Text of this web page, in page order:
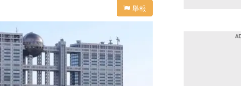
舉報